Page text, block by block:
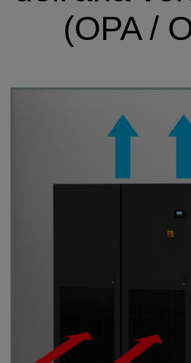
(OPA /